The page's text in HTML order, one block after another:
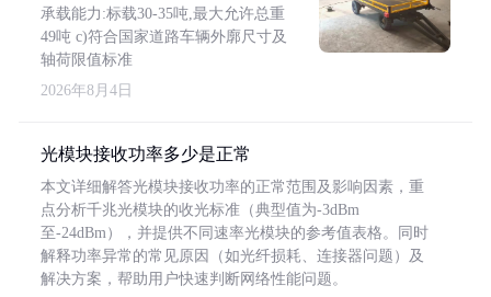
承载能力:标载30-35吨,最大允许总重
49吨 c)符合国家道路车辆外廓尺寸及
轴荷限值标准
2026年8月4日
光模块接收功率多少是正常
本文详细解答光模块接收功率的正常范围及影响因素，重
点分析千兆光模块的收光标准（典型值为-3dBm
至-24dBm），并提供不同速率光模块的参考值表格。同时
解释功率异常的常见原因（如光纤损耗、连接器问题）及
解决方案，帮助用户快速判断网络性能问题。